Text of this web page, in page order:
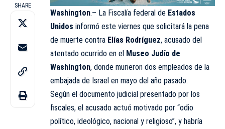
SHARE
Washington.– La Fiscalía federal de Estados
Unidos informó este viernes que solicitará la pena
de muerte contra Elías Rodríguez, acusado del
atentado ocurrido en el Museo Judío de
Washington, donde murieron dos empleados de la
embajada de Israel en mayo del año pasado.
Según el documento judicial presentado por los
fiscales, el acusado actuó motivado por “odio
político, ideológico, nacional y religioso”, y habría